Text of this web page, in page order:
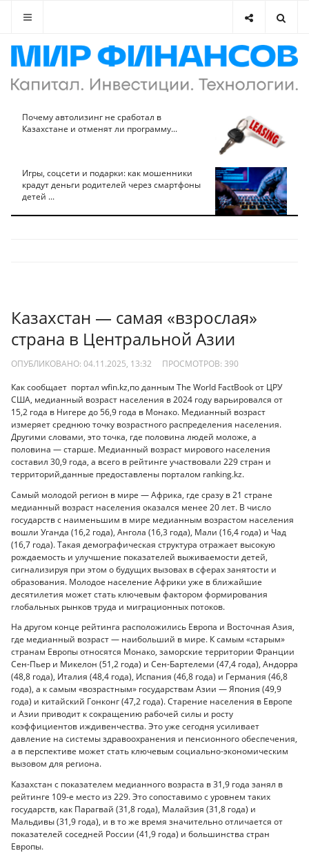
Почему автолизинг не сработал в
Казахстане и отменят ли программу...
Игры, соцсети и подарки: как мошенники
крадут деньги родителей через смартфоны
детей ...
Казахстан — самая «взрослая»
страна в Центральной Азии
ОПУБЛИКОВАНО: 04.11.2025, 13:32 ПРОСМОТРОВ: 390
Как сообщает портал wfin.kz,по данным The World FactBook от ЦРУ
США, медианный возраст населения в 2024 году варьировался от
15,2 года в Нигере до 56,9 года в Монако. Медианный возраст
измеряет среднюю точку возрастного распределения населения.
Другими словами, это точка, где половина людей моложе, а
половина — старше. Медианный возраст мирового населения
составил 30,9 года, а всего в рейтинге участвовали 229 стран и
территорий,данные предоставлены порталом ranking.kz.
Самый молодой регион в мире — Африка, где сразу в 21 стране
медианный возраст населения оказался менее 20 лет. В число
государств с наименьшим в мире медианным возрастом населения
вошли Уганда (16,2 года), Ангола (16,3 года), Мали (16,4 года) и Чад
(16,7 года). Такая демографическая структура отражает высокую
рождаемость и улучшение показателей выживаемости детей,
сигнализируя при этом о будущих вызовах в сферах занятости и
образования. Молодое население Африки уже в ближайшие
десятилетия может стать ключевым фактором формирования
глобальных рынков труда и миграционных потоков.
На другом конце рейтинга расположились Европа и Восточная Азия,
где медианный возраст — наибольший в мире. К самым «старым»
странам Европы относятся Монако, заморские территории Франции
Сен-Пьер и Микелон (51,2 года) и Сен-Бартелеми (47,4 года), Андорра
(48,8 года), Италия (48,4 года), Испания (46,8 года) и Германия (46,8
года), а к самым «возрастным» государствам Азии — Япония (49,9
года) и китайский Гонконг (47,2 года). Старение населения в Европе
и Азии приводит к сокращению рабочей силы и росту
коэффициентов иждивенчества. Это уже сегодня усиливает
давление на системы здравоохранения и пенсионного обеспечения,
а в перспективе может стать ключевым социально-экономическим
вызовом для региона.
Казахстан с показателем медианного возраста в 31,9 года занял в
рейтинге 109-е место из 229. Это сопоставимо с уровнем таких
государств, как Парагвай (31,8 года), Малайзия (31,8 года) и
Мальдивы (31,9 года), и в то же время значительно отличается от
показателей соседней России (41,9 года) и большинства стран
Европы.